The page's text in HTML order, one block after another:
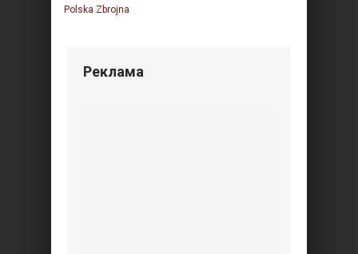
Polska Zbrojna
Реклама